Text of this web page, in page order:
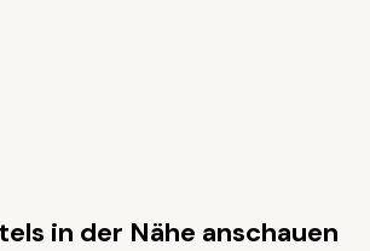
in der Nähe anschauen